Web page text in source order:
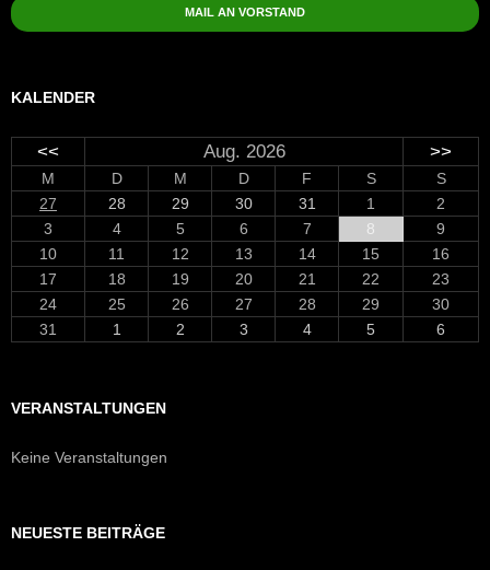
MAIL AN VORSTAND
KALENDER
<< Aug. 2026 >>
M D M D F S
S
27
28 29 30 31 1
2
3
4 5 6 7 8
9
10
11 12 13 14 15
16
17
18 19 20 21 22
23
24
25 26 27 28 29
30
31
1 2 3 4 5 6
VERANSTALTUNGEN
Keine Veranstaltungen
NEUESTE BEITRÄGE